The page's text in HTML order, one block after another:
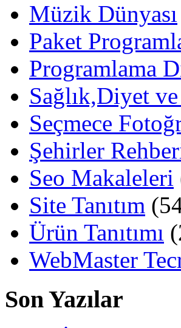
Müzik Dünyası
Paket
Programlama
Sağlık,Diyet
Seçmece
Şehirler
Seo Makaleleri
Site Tanıtım
Ürün Tanıtımı
WebMaster
Son Yazılar